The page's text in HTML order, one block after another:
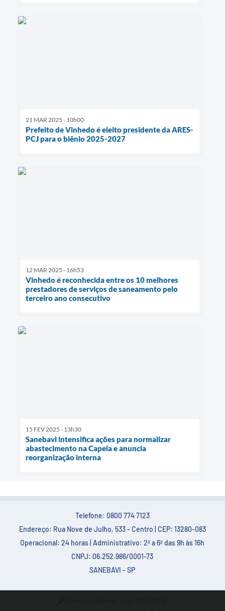
21 MAR 2025 - 10h00
Prefeito de Vinhedo é eleito presidente da ARES-
PCJ para o biênio 2025-2027
12 MAR 2025 - 16h53
Vinhedo é reconhecida entre os 10 melhores
prestadores de serviços de saneamento pelo
terceiro ano consecutivo
15 FEV 2025 - 13h30
Sanebavi intensifica ações para normalizar
abastecimento na Capela e anuncia
reorganização interna
Telefone: 0800 774 7123
Endereço: Rua Nove de Julho, 533 - Centro | CEP: 13280-083
Operacional: 24 horas | Administrativo: 2ª a 6ª das 9h às 16h
CNPJ: 06.252.986/0001-73
SANEBAVI - SP